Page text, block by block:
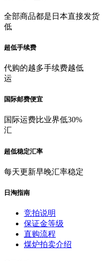
全部商品都是日本直接发货
低
超低手续费
代购的越多手续费越低
运
国际邮费便宜
国际运费比业界低30%
汇
超低稳定汇率
每天更新早晚汇率稳定
日淘指南
竞拍说明
保证金等级
直购流程
煤炉拍卖介绍